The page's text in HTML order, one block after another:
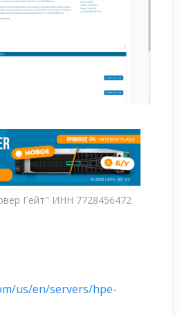
Гейт" ИНН 7728456472
us/en/servers/hpe-